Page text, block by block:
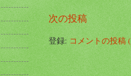
次の投稿
登録:コメントの投稿